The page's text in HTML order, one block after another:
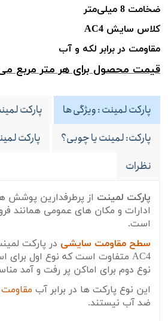
ضخامت 8 میلی‌متر
کلاس سایش
مقاومت در برابر لکه و آب
قیمت محصول برای هر متر مربع
پارکت لمینت : ویژگی ها
پارکت
پارکت: لمینت یا چوبی؟
پارکت
نظرات
پارکت لمینت از پرطرفدارین پوشش
ادارات و مکان های عمومی همانند
است.
سطح مقاومت سایشی در پارکت
AC4 متفاوت است که نوع اول برای
نوع دوم برای اماکن پر رفت و آمد
این نوع پارکت ها در برابر آب
ضد آب نیستند.